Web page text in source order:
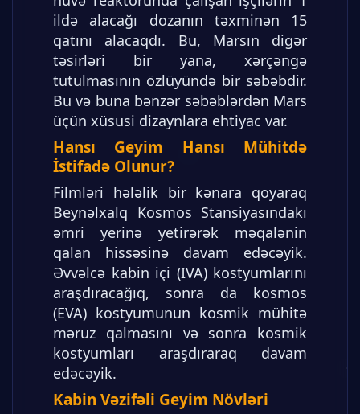
ildə alacağı dozanın təxminən 15
qatını alacaqdı. Bu, Marsın digər
təsirləri bir yana, xərçəngə
tutulmasının özlüyündə bir səbəbdir.
Bu və buna bənzər səbəblərdən Mars
üçün xüsusi dizaynlara ehtiyac var.
Hansı Geyim Hansı Mühitdə
İstifadə Olunur?
Filmləri hələlik bir kənara qoyaraq
Beynəlxalq Kosmos Stansiyasındakı
əmri yerinə yetirərək məqalənin
qalan hissəsinə davam edəcəyik.
Əvvəlcə kabin içi (IVA) kostyumlarını
araşdıracağıq, sonra da kosmos
(EVA) kostyumunun kosmik mühitə
məruz qalmasını və sonra kosmik
kostyumları araşdıraraq davam
edəcəyik.
Kabin Vəzifəli Geyim Növləri